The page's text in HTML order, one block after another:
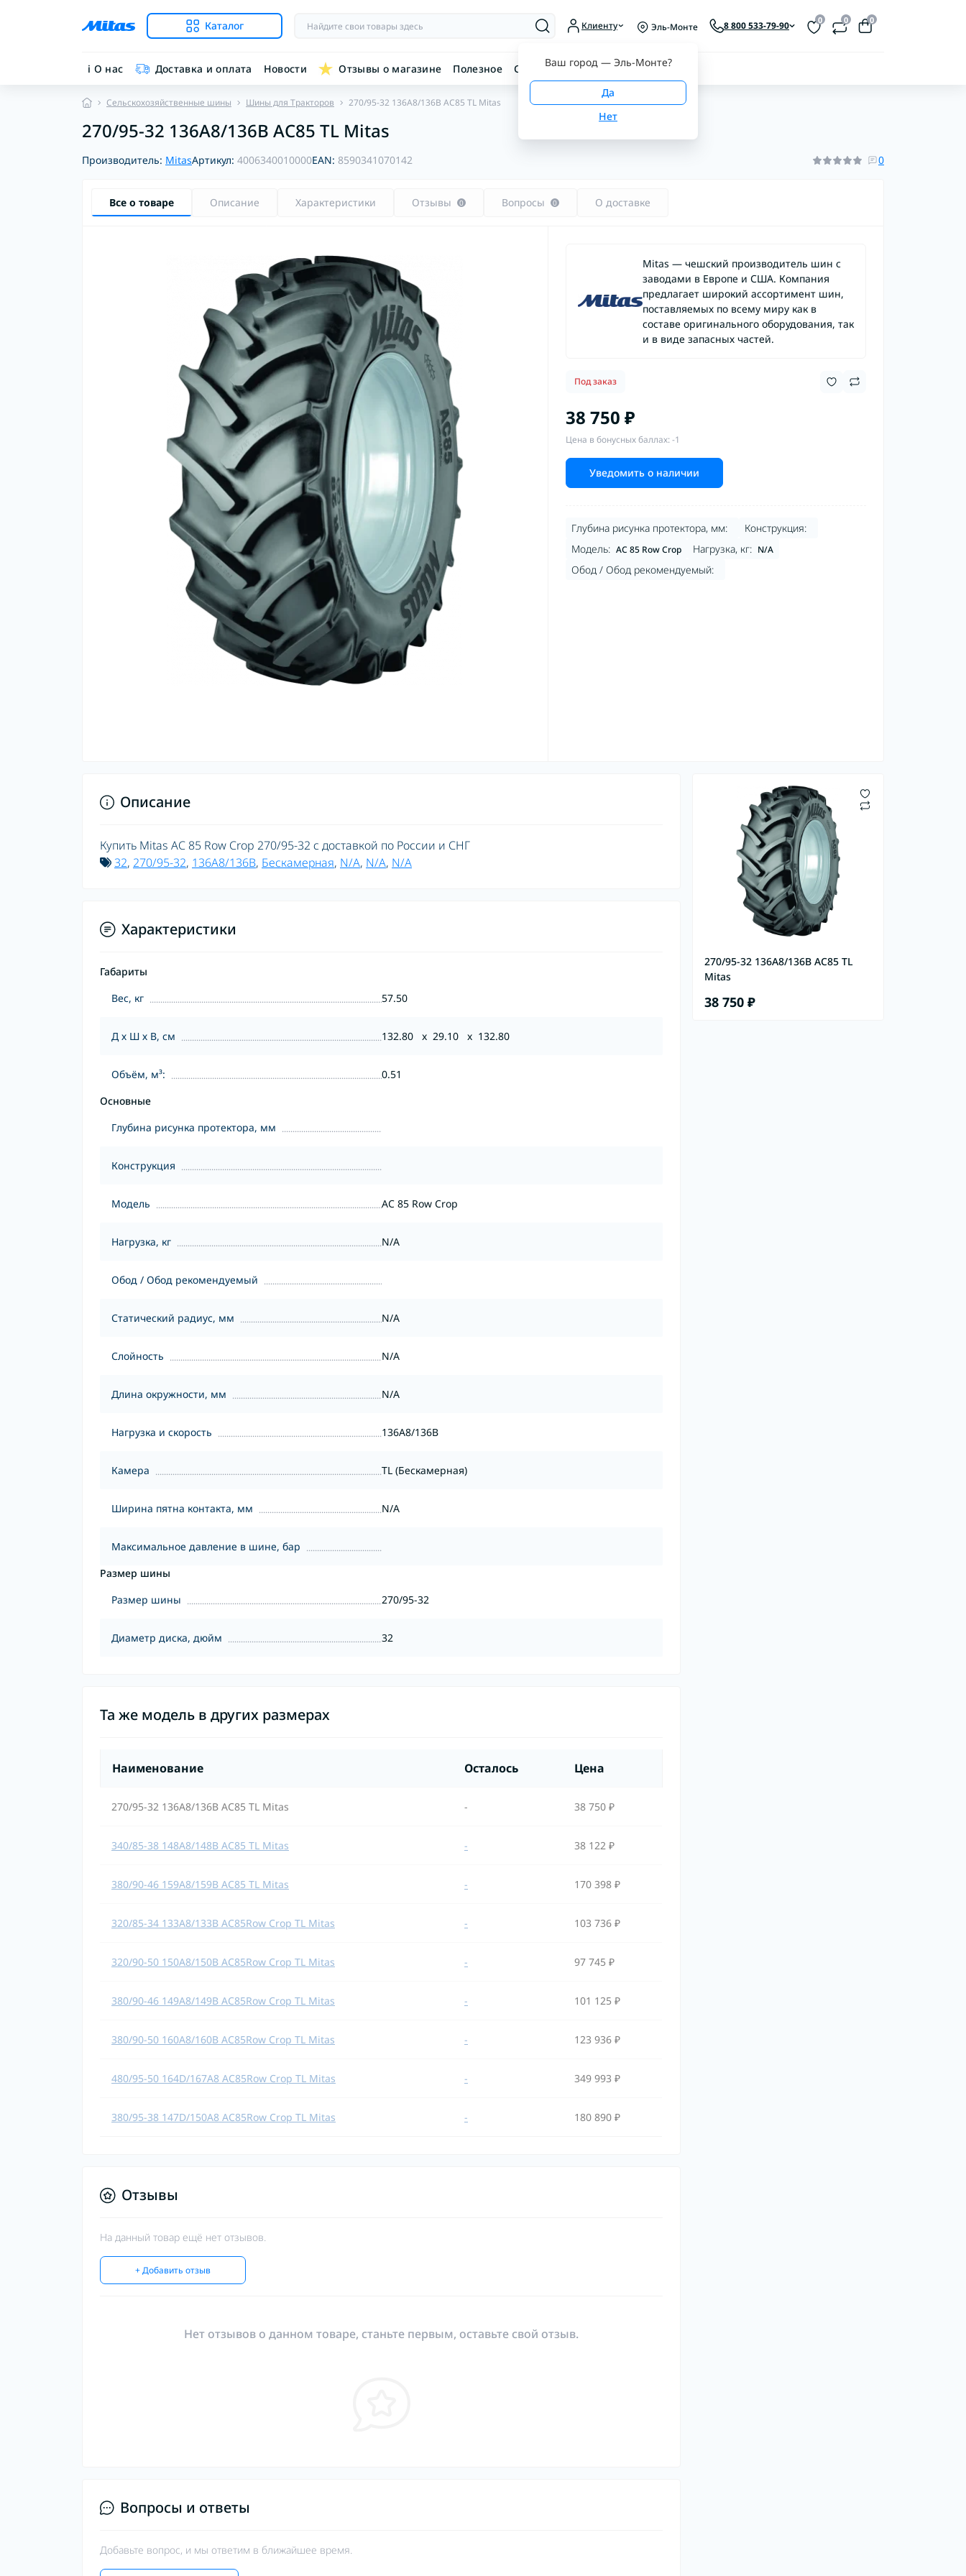
Каталог Клиенту Эль-Монте
Ваш город — Эль-Монте?
8 800 533-79-90 0 0 0
ℹ︎ О нас Доставка и оплата Новости Отзывы о магазине Полезное Связаться с нами
Сельскохозяйственные шины Шины для Тракторов 270/95-32 136A8/136B AC85 TL Mitas
270/95-32 136A8/136B AC85 TL Mitas
Производитель: MitasАртикул: 4006340010000EAN: 8590341070142 0
Все о товаре Описание Характеристики Отзывы 0 Вопросы 0 О доставке
Mitas — чешский производитель шин с
заводами в Европе и США. Компания
предлагает широкий ассортимент шин,
поставляемых по всему миру как в
составе оригинального оборудования, так
и в виде запасных частей.
Под заказ
38 750 ₽
Цена в бонусных баллах: -1
Уведомить о наличии
Глубина рисунка протектора, мм:
Конструкция:
Модель: AC 85 Row Crop Нагрузка, кг: N/A
Обод / Обод рекомендуемый:
270/95-32 136A8/136B AC85 TL
Mitas
38 750 ₽
Описание
Купить Mitas AC 85 Row Crop 270/95-32 с доставкой по России и СНГ
32, 270/95-32, 136A8/136B, Бескамерная, N/A, N/A, N/A
Характеристики
Габариты
Вес, кг
57.50
Д х Ш х В, см 132.80 x 29.10 x 132.80
Объём, м³:
0.51
Основные
Глубина рисунка протектора, мм
Конструкция
Модель AC 85 Row Crop
Нагрузка, кг N/A
Обод / Обод рекомендуемый
Статический радиус, мм N/A
Слойность N/A
Длина окружности, мм N/A
Нагрузка и скорость 136A8/136B
Камера TL (Бескамерная)
Ширина пятна контакта, мм N/A
Максимальное давление в шине, бар
Размер шины
Размер шины
270/95-32
Диаметр диска, дюйм 32
Та же модель в других размерах
Наименование Осталось Цена
270/95-32 136A8/136B AC85 TL Mitas - 38 750 ₽
340/85-38 148A8/148B AC85 TL Mitas - 38 122 ₽
380/90-46 159A8/159B AC85 TL Mitas - 170 398 ₽
320/85-34 133A8/133B AC85Row Crop TL Mitas - 103 736 ₽
320/90-50 150A8/150B AC85Row Crop TL Mitas - 97 745 ₽
380/90-46 149A8/149B AC85Row Crop TL Mitas - 101 125 ₽
380/90-50 160A8/160B AC85Row Crop TL Mitas - 123 936 ₽
480/95-50 164D/167A8 AC85Row Crop TL Mitas - 349 993 ₽
380/95-38 147D/150A8 AC85Row Crop TL Mitas - 180 890 ₽
Отзывы
На данный товар ещё нет отзывов.
+ Добавить отзыв
Нет отзывов о данном товаре, станьте первым, оставьте свой отзыв.
Вопросы и ответы
Добавьте вопрос, и мы ответим в ближайшее время.